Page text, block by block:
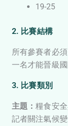
19-25​
2. 比賽結構
所有參賽者必
一名才能晉級國
3. 比賽類別
主題：糧食安
記者關注氣候